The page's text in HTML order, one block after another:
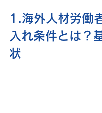
1.海外人材労働
入れ条件とは？
状